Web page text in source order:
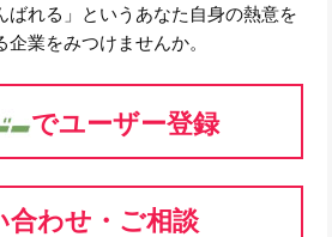
ばれる」というあなた自身の熱意を
企業をみつけませんか。
でユーザー登録
合わせ・ご相談